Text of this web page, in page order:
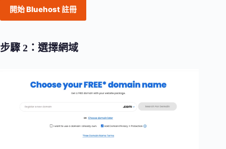
開始 Bluehost 註冊
步驟 2：選擇網域